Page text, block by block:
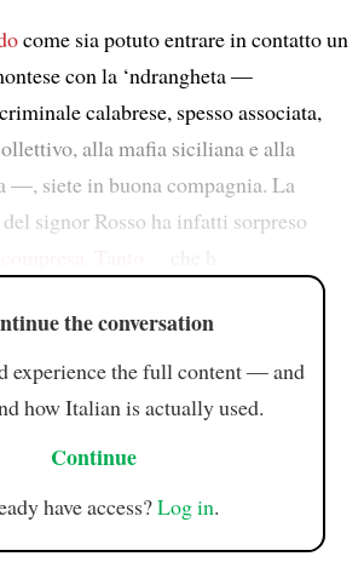
come sia potuto entrare in contatto un
con la ‘ndrangheta —
calabrese, spesso associata,
alla mafia siciliana e alla
—, siete in buona compagnia. La
signor Rosso ha infatti sorpreso
the conversation
experience the full content — and
how Italian is actually used.
Continue
have access?Log in.